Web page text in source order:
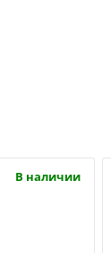
В наличии